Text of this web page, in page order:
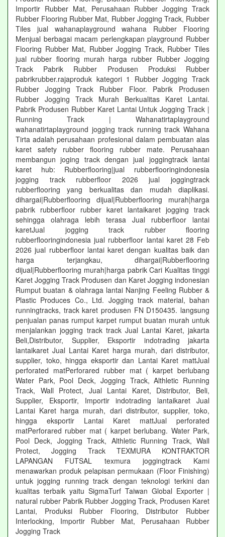
Importir Rubber Mat, Perusahaan Rubber Jogging Track
Rubber Flooring Rubber Mat, Rubber Jogging Track, Rubber
Tiles jual wahanaplayground wahana Rubber Flooring
Menjual berbagai macam perlengkapan playground Rubber
Flooring Rubber Mat, Rubber Jogging Track, Rubber Tiles
jual rubber flooring murah harga rubber Rubber Jogging
Track Pabrik Rubber Produsen Produksi Rubber
pabrikrubber.rajaproduk kategori 1 Rubber Jogging Track
Rubber Jogging Track Rubber Floor. Pabrik Produsen
Rubber Jogging Track Murah Berkualitas Karet Lantai.
Pabrik Produsen Rubber Karet Lantai Untuk Jogging Track |
Running Track | Wahanatirtaplayground
wahanatirtaplayground jogging track running track Wahana
Tirta adalah perusahaan profesional dalam pembuatan alas
karet safety rubber flooring rubber mate. Perusahaan
membangun joging track dengan jual joggingtrack lantai
karet hub: Rubberflooring|jual rubberflooringindonesia
jogging track rubberfloor 2026 jual joggingtrack
rubberflooring yang berkualitas dan mudah diaplikasi.
dihargai|Rubberflooring dijual|Rubberflooring murah|harga
pabrik rubberfloor rubber karet lantaikaret jogging track
sehingga olahraga lebih terasa Jual rubberfloor lantai
karetJual jogging track rubber flooring
rubberflooringindonesia jual rubberfloor lantai karet 28 Feb
2026 jual rubberfloor lantai karet dengan kualitas baik dan
harga terjangkau, dihargai|Rubberflooring
dijual|Rubberflooring murah|harga pabrik Cari Kualitas tinggi
Karet Jogging Track Produsen dan Karet Jogging indonesian
Rumput buatan & olahraga lantai Nanjing Feeling Rubber &
Plastic Produces Co., Ltd. Jogging track material, bahan
runningtracks, track karet produsen FN D150435. langsung
penjualan panas rumput karpet rumput buatan murah untuk
menjalankan jogging track track Jual Lantai Karet, jakarta
Beli,Distributor, Supplier, Eksportir indotrading jakarta
lantaikaret Jual Lantai Karet harga murah, dari distributor,
supplier, toko, hingga eksportir dan Lantai Karet mattJual
perforated matPerforared rubber mat ( karpet berlubang
Water Park, Pool Deck, Jogging Track, Althletic Running
Track, Wall Protect, Jual Lantai Karet, Distributor, Beli,
Supplier, Eksportir, Importir indotrading lantaikaret Jual
Lantai Karet harga murah, dari distributor, supplier, toko,
hingga eksportir Lantai Karet mattJual perforated
matPerforared rubber mat ( karpet berlubang. Water Park,
Pool Deck, Jogging Track, Althletic Running Track, Wall
Protect, Jogging Track TEXMURA KONTRAKTOR
LAPANGAN FUTSAL texmura joggingtrack Kami
menawarkan produk pelapisan permukaan (Floor Finishing)
untuk jogging running track dengan teknologi terkini dan
kualitas terbaik yaitu SigmaTurf Taiwan Global Exporter |
natural rubber Pabrik Rubber Jogging Track, Produsen Karet
Lantai, Produksi Rubber Flooring, Distributor Rubber
Interlocking, Importir Rubber Mat, Perusahaan Rubber
Jogging Track